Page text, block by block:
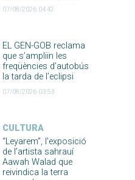
07/08/2026 04:42
EL GEN-GOB reclama
que s’ampliïn les
freqüències d’autobús
la tarda de l’eclipsi
07/08/2026 03:53
CULTURA
“Leyarem”, l’exposició
de l’artista sahrauí
Aawah Walad que
reivindica la terra